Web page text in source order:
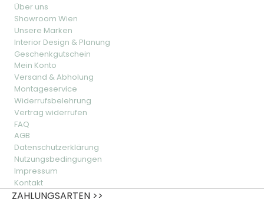
Über uns
Showroom Wien
Unsere Marken
Interior Design & Planung
Geschenkgutschein
Mein Konto
Versand & Abholung
Montageservice
Widerrufsbelehrung
Vertrag widerrufen
FAQ
AGB
Datenschutzerklärung
Nutzungsbedingungen
Impressum
Kontakt
ZAHLUNGSARTEN >>